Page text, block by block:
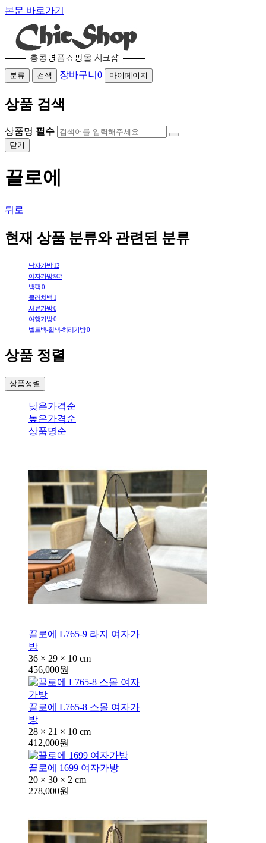
본문 바로가기
분류 검색 장바구니 0 마이페이지
상품 검색
상품명 필수
닫기
끌로에
뒤로
현재 상품 분류와 관련된 분류
남자가방12
여자가방903
백팩0
클러치백 1
서류가방0
여행가방0
벨트백-힙색-허리가방0
상품 정렬
상품정렬
낮은가격순
높은가격순
상품명순
끌로에 L765-9 라지 여자가
방
36 × 29 × 10 cm
456,000원
끌로에 L765-8 스몰 여자가
방
28 × 21 × 10 cm
412,000원
끌로에 1699 여자가방
20 × 30 × 2 cm
278,000원